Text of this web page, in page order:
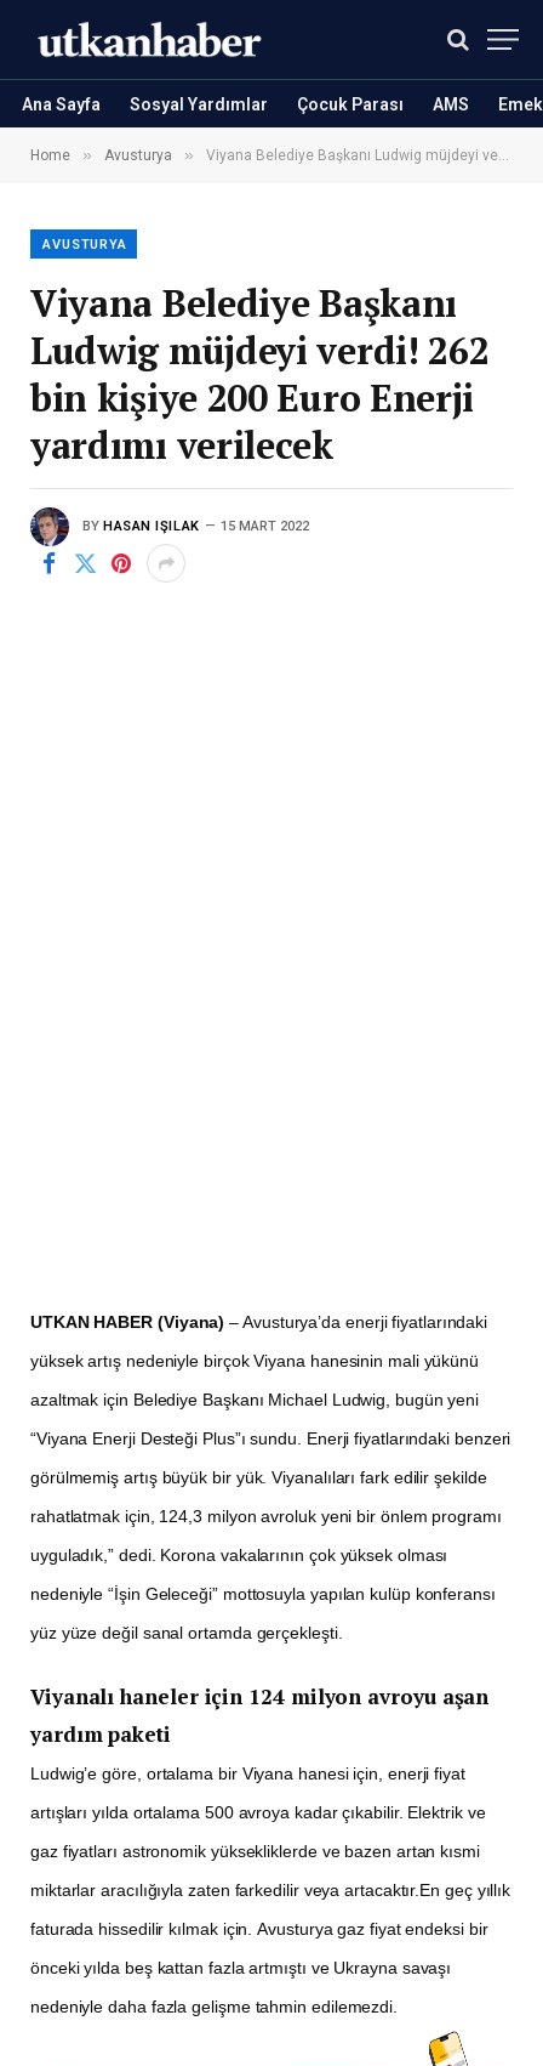
Ana Sayfa Sosyal Yardımlar Çocuk Parası AMS
Home » Avusturya » Viyana Belediye Başkanı Ludwig müjdeyi verdi! 262 bin kişiye 200 Euro Enerji yardımı verilecek
AVUSTURYA
Viyana Belediye Başkanı
Ludwig müjdeyi verdi! 262
bin kişiye 200 Euro Enerji
yardımı verilecek
BY HASAN IŞILAK 15 MART 2022
UTKAN HABER (Viyana)– Avusturya’da enerji fiyatlarındaki
yüksek artış nedeniyle birçok Viyana hanesinin mali yükünü
azaltmak için Belediye Başkanı Michael Ludwig, bugün yeni
“Viyana Enerji Desteği Plus”ı sundu. Enerji fiyatlarındaki benzeri
görülmemiş artış büyük bir yük. Viyanalıları fark edilir şekilde
rahatlatmak için, 124,3 milyon avroluk yeni bir önlem programı
uyguladık,” dedi. Korona vakalarının çok yüksek olması
nedeniyle “İşin Geleceği” mottosuyla yapılan kulüp konferansı
yüz yüze değil sanal ortamda gerçekleşti.
Viyanalı haneler için 124 milyon avroyu aşan
yardım paketi
Ludwig’e göre, ortalama bir Viyana hanesi için, enerji fiyat
artışları yılda ortalama 500 avroya kadar çıkabilir. Elektrik ve
gaz fiyatları astronomik yüksekliklerde ve bazen artan kısmi
miktarlar aracılığıyla zaten farkedilir veya artacaktır.En geç yıllık
faturada hissedilir kılmak için. Avusturya gaz fiyat endeksi bir
önceki yılda beş kattan fazla artmıştı ve Ukrayna savaşı
nedeniyle daha fazla gelişme tahmin edilemezdi.